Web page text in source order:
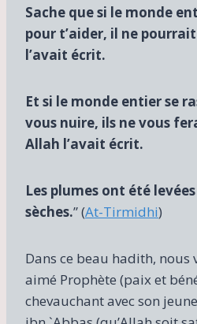
Sache que si le monde
pour t’aider, il ne
l’avait écrit.
Et si le monde entier se
vous nuire, ils ne vous
Allah l’avait écrit.
Les plumes ont été
sèches.” (At-Tirmidhi)
Dans ce beau hadith, nous
aimé Prophète (paix et
chevauchant avec son